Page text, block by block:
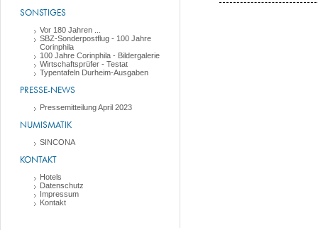
SONSTIGES
Vor 180 Jahren ...
SBZ-Sonderpostflug - 100 Jahre
Corinphila
100 Jahre Corinphila - Bildergalerie
Wirtschaftsprüfer - Testat
Typentafeln Durheim-Ausgaben
PRESSE-NEWS
Pressemitteilung April 2023
NUMISMATIK
SINCONA
KONTAKT
Hotels
Datenschutz
Impressum
Kontakt